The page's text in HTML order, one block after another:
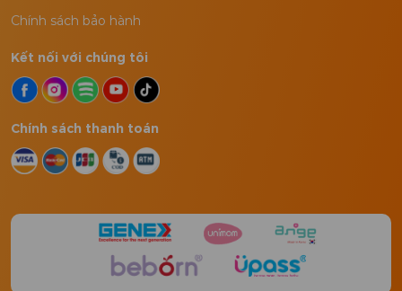
Chính sách bảo hành
Kết nối với chúng tôi
Chính sách thanh toán